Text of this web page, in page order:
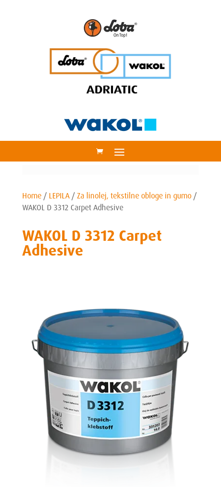
Home/ LEPILA/ Za linolej, tekstilne obloge in gumo/
WAKOL D 3312 Carpet Adhesive
WAKOL D 3312 Carpet
Adhesive